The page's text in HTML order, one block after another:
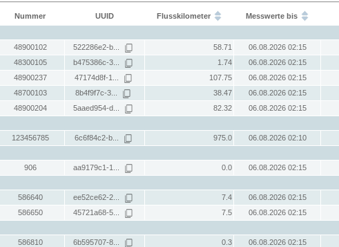
Nummer UUID Flusskilometer Messwerte bis
48900102 522286e2-b... 58.71
06.08.2026 02:15
48300105 b475386c-3... 1.74
06.08.2026 02:15
48900237 47174d8f-1... 107.75
06.08.2026 02:15
48700103 8b4f9f7c-3... 38.47
06.08.2026 02:15
48900204 5aaed954-d... 82.32
06.08.2026 02:15
123456785 6c6f84c2-b... 975.0
06.08.2026 02:10
906 aa9179c1-1... 0.0
06.08.2026 02:15
586640 ee52ce62-2... 7.4
06.08.2026 02:15
586650 45721a68-5... 7.5
06.08.2026 02:15
586810 6b595707-8... 0.3
06.08.2026 02:15